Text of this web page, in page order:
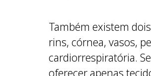
Também existem
rins, córnea, vasos,
cardiorrespiratória.
oferecer apenas